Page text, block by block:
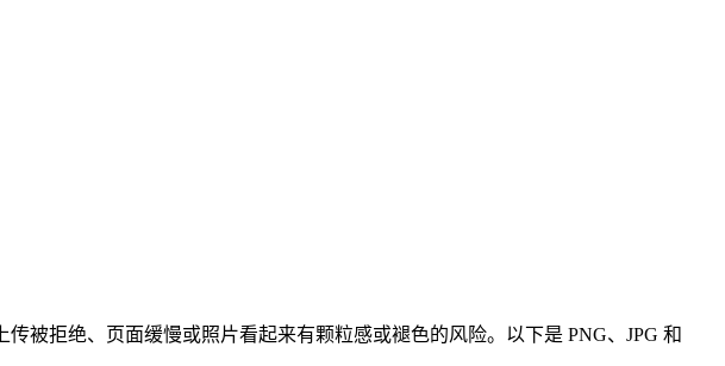
被拒绝、页面缓慢或照片看起来有颗粒感或褪色的风险。以下是 PNG、JPG 和